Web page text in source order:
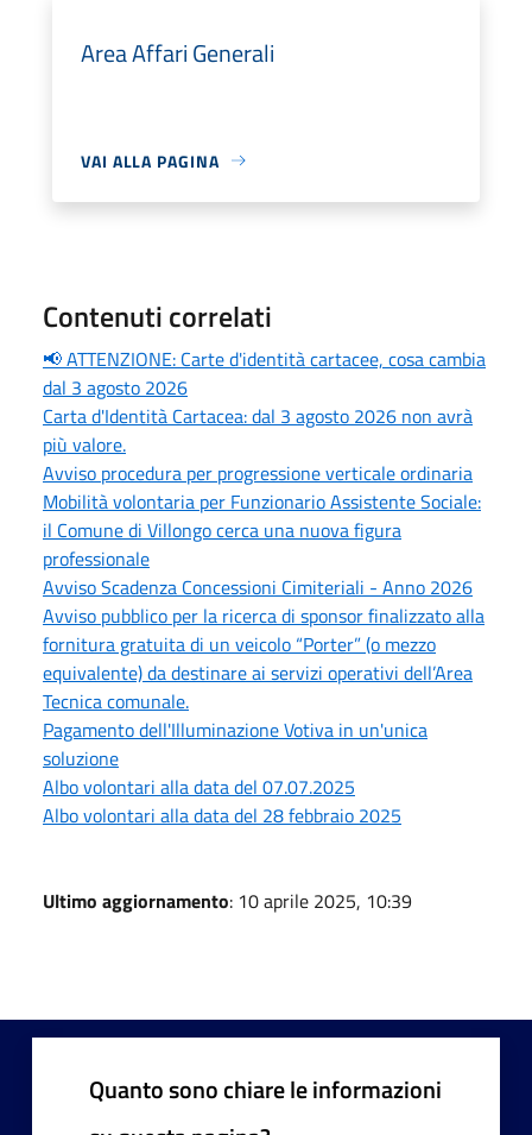
Area Affari Generali
VAI ALLA PAGINA
Contenuti correlati
📢 ATTENZIONE: Carte d'identità cartacee, cosa cambia
dal 3 agosto 2026
Carta d'Identità Cartacea: dal 3 agosto 2026 non avrà
più valore.
Avviso procedura per progressione verticale ordinaria
Mobilità volontaria per Funzionario Assistente Sociale:
il Comune di Villongo cerca una nuova figura
professionale
Avviso Scadenza Concessioni Cimiteriali - Anno 2026
Avviso pubblico per la ricerca di sponsor finalizzato alla
fornitura gratuita di un veicolo “Porter” (o mezzo
equivalente) da destinare ai servizi operativi dell’Area
Tecnica comunale.
Pagamento dell'Illuminazione Votiva in un'unica
soluzione
Albo volontari alla data del 07.07.2025
Albo volontari alla data del 28 febbraio 2025
Ultimo aggiornamento: 10 aprile 2025, 10:39
Quanto sono chiare le informazioni